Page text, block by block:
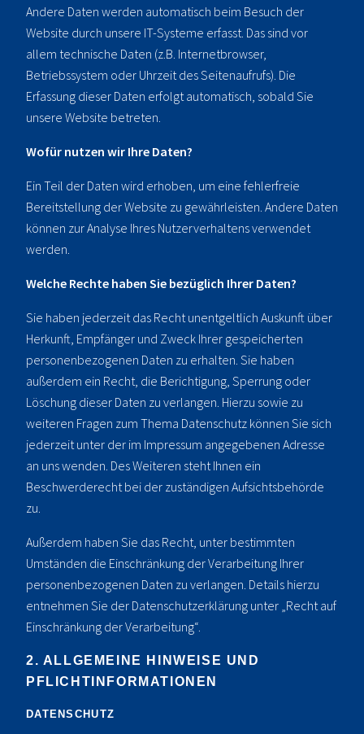
Andere Daten werden automatisch beim Besuch der
Website durch unsere IT-Systeme erfasst. Das sind vor
allem technische Daten (z.B. Internetbrowser,
Betriebssystem oder Uhrzeit des Seitenaufrufs). Die
Erfassung dieser Daten erfolgt automatisch, sobald Sie
unsere Website betreten.
Wofür nutzen wir Ihre Daten?
Ein Teil der Daten wird erhoben, um eine fehlerfreie
Bereitstellung der Website zu gewährleisten. Andere Daten
können zur Analyse Ihres Nutzerverhaltens verwendet
werden.
Welche Rechte haben Sie bezüglich Ihrer Daten?
Sie haben jederzeit das Recht unentgeltlich Auskunft über
Herkunft, Empfänger und Zweck Ihrer gespeicherten
personenbezogenen Daten zu erhalten. Sie haben
außerdem ein Recht, die Berichtigung, Sperrung oder
Löschung dieser Daten zu verlangen. Hierzu sowie zu
weiteren Fragen zum Thema Datenschutz können Sie sich
jederzeit unter der im Impressum angegebenen Adresse
an uns wenden. Des Weiteren steht Ihnen ein
Beschwerderecht bei der zuständigen Aufsichtsbehörde
zu.
Außerdem haben Sie das Recht, unter bestimmten
Umständen die Einschränkung der Verarbeitung Ihrer
personenbezogenen Daten zu verlangen. Details hierzu
entnehmen Sie der Datenschutzerklärung unter „Recht auf
Einschränkung der Verarbeitung“.
2. ALLGEMEINE HINWEISE UND
PFLICHTINFORMATIONEN
DATENSCHUTZ